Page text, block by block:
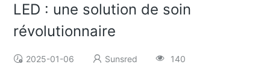
LED : une solution de soin
révolutionnaire
2025-01-06 Sunsred 140